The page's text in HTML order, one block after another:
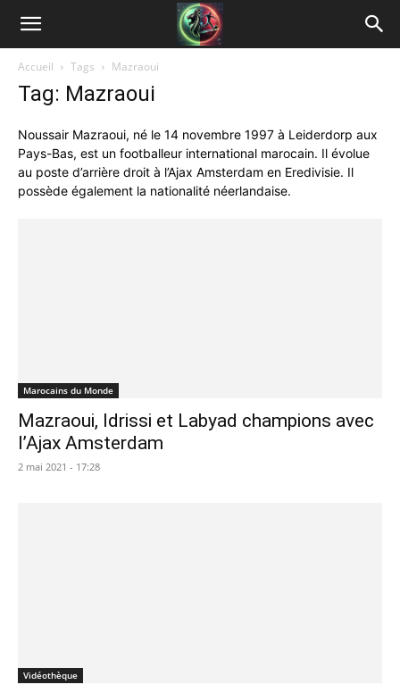
Accueil Tags Mazraoui
Tag: Mazraoui
Noussair Mazraoui, né le 14 novembre 1997 à Leiderdorp aux
Pays-Bas, est un footballeur international marocain. Il évolue
au poste d’arrière droit à l’Ajax Amsterdam en Eredivisie. Il
possède également la nationalité néerlandaise.
Marocains du Monde
Mazraoui, Idrissi et Labyad champions avec
l’Ajax Amsterdam
2 mai 2021 - 17:28
Vidéothèque